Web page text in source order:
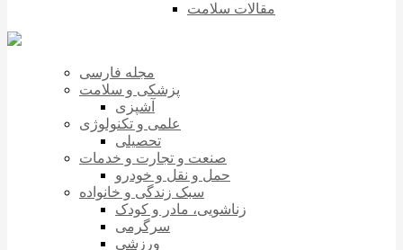
مقالات سلامت
مجله فارسی
پزشکی و سلامت
آشپزی
علمی و تکنولوژی
تحصیلی
صنعت و تجارت و خدمات
حمل و نقل و خودرو
سبک زندگی و خانواده
زناشویی، مادر و کودک
سرگرمی
ورزشی